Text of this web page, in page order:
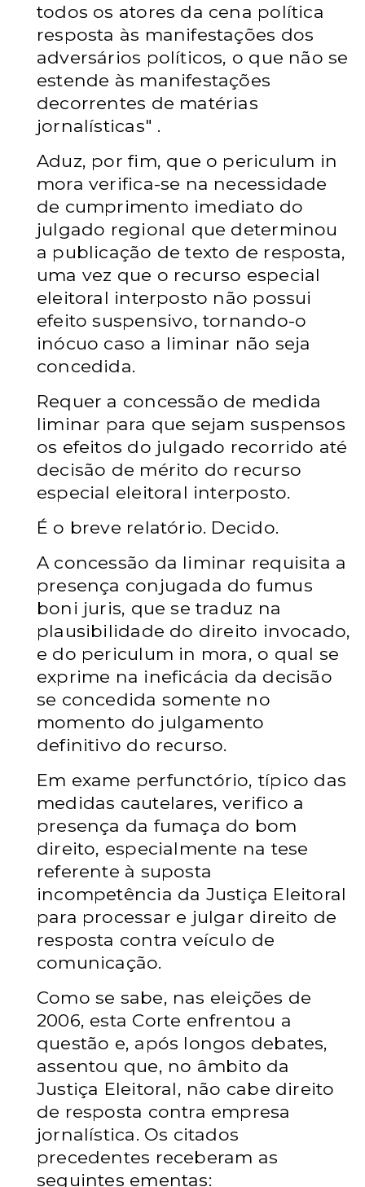
todos os atores da cena política
resposta às manifestações dos
adversários políticos, o que não se
estende às manifestações
decorrentes de matérias
jornalísticas" .
Aduz, por fim, que o periculum in
mora verifica-se na necessidade
de cumprimento imediato do
julgado regional que determinou
a publicação de texto de resposta,
uma vez que o recurso especial
eleitoral interposto não possui
efeito suspensivo, tornando-o
inócuo caso a liminar não seja
concedida.
Requer a concessão de medida
liminar para que sejam suspensos
os efeitos do julgado recorrido até
decisão de mérito do recurso
especial eleitoral interposto.
É o breve relatório. Decido.
A concessão da liminar requisita a
presença conjugada do fumus
boni juris, que se traduz na
plausibilidade do direito invocado,
e do periculum in mora, o qual se
exprime na ineficácia da decisão
se concedida somente no
momento do julgamento
definitivo do recurso.
Em exame perfunctório, típico das
medidas cautelares, verifico a
presença da fumaça do bom
direito, especialmente na tese
referente à suposta
incompetência da Justiça Eleitoral
para processar e julgar direito de
resposta contra veículo de
comunicação.
Como se sabe, nas eleições de
2006, esta Corte enfrentou a
questão e, após longos debates,
assentou que, no âmbito da
Justiça Eleitoral, não cabe direito
de resposta contra empresa
jornalística. Os citados
precedentes receberam as
seguintes ementas: